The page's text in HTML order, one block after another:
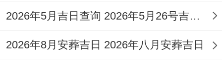
农历:二零二六年八月廿一
岁次：丙午年丁酉月戊申日
2026年5月吉日查询 2026年5月26号吉日查询
2026年8月安葬吉日 2026年八月安葬吉日